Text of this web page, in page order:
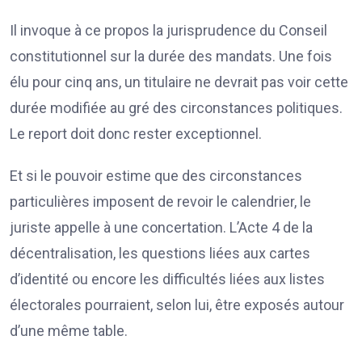
Il invoque à ce propos la jurisprudence du Conseil
constitutionnel sur la durée des mandats. Une fois
élu pour cinq ans, un titulaire ne devrait pas voir cette
durée modifiée au gré des circonstances politiques.
Le report doit donc rester exceptionnel.
Et si le pouvoir estime que des circonstances
particulières imposent de revoir le calendrier, le
juriste appelle à une concertation. L’Acte 4 de la
décentralisation, les questions liées aux cartes
d’identité ou encore les difficultés liées aux listes
électorales pourraient, selon lui, être exposés autour
d’une même table.